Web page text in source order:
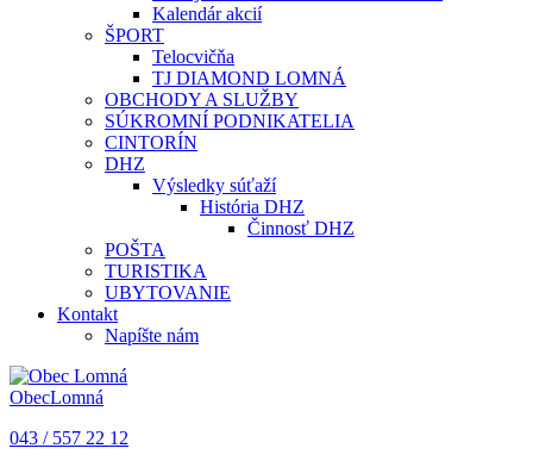
Kalendár akcií
ŠPORT
Telocvičňa
TJ DIAMOND LOMNÁ
OBCHODY A SLUŽBY
SÚKROMNÍ PODNIKATELIA
CINTORÍN
DHZ
Výsledky súťaží
História DHZ
Činnosť DHZ
POŠTA
TURISTIKA
UBYTOVANIE
Kontakt
Napíšte nám
ObecLomná
043 / 557 22 12